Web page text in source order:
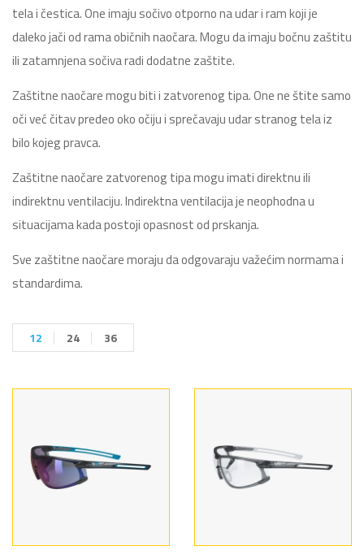
tela i čestica. One imaju sočivo otporno na udar i ram koji je
daleko jači od rama običnih naočara. Mogu da imaju bočnu zaštitu
ili zatamnjena sočiva radi dodatne zaštite.
Zaštitne naočare mogu biti i zatvorenog tipa. One ne štite samo
oči već čitav predeo oko očiju i sprečavaju udar stranog tela iz
bilo kojeg pravca.
Zaštitne naočare zatvorenog tipa mogu imati direktnu ili
indirektnu ventilaciju. Indirektna ventilacija je neophodna u
situacijama kada postoji opasnost od prskanja.
Sve zaštitne naočare moraju da odgovaraju važećim normama i
standardima.
12 24 36